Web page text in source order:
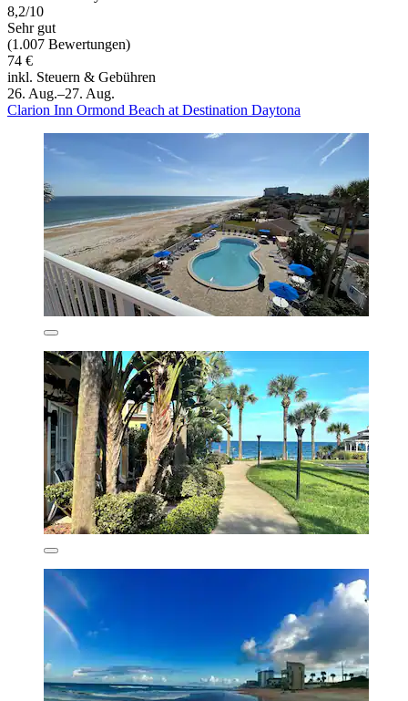
8,2/10
Sehr gut
(1.007 Bewertungen)
74 €
inkl. Steuern & Gebühren
26. Aug.–27. Aug.
Clarion Inn Ormond Beach at Destination Daytona